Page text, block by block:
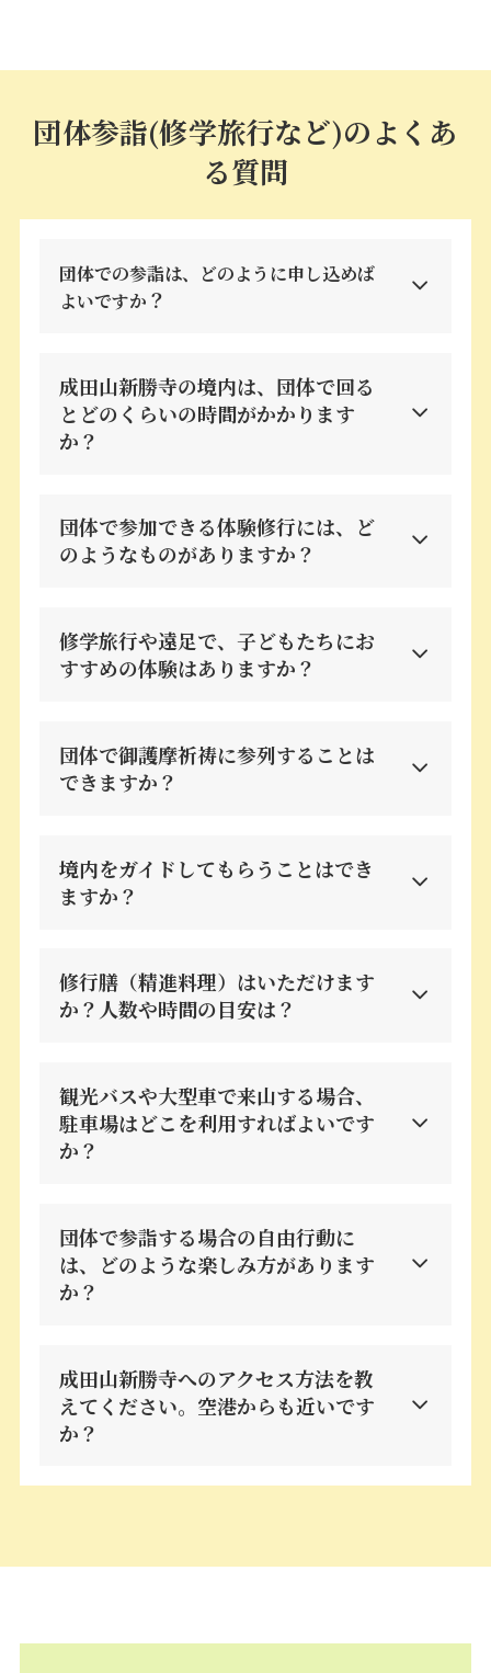
団体参詣(修学旅行など)のよくあ
る質問
団体での参詣は、どのように申し込めば
よいですか ？
成⽥⼭新勝寺の境内は、団体で回る
とどのくらいの時間がかかります
か？
団体で参加できる体験修行には、ど
のようなものがありますか？
修学旅⾏や遠⾜で、⼦どもたちにお
すすめの体験はありますか？
団体で御護摩祈祷に参列することは
できますか？
境内をガイドしてもらうことはでき
ますか？
修⾏膳（精進料理）はいただけます
か？⼈数や時間の⽬安は？
観光バスや⼤型⾞で来⼭する場合、
駐⾞場はどこを利⽤すればよいです
か？
団体で参詣する場合の⾃由⾏動に
は、どのような楽しみ⽅があります
か？
成⽥⼭新勝寺へのアクセス⽅法を教
えてください。空港からも近いです
か？